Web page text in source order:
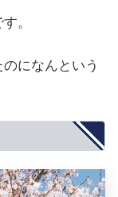
。
になんという